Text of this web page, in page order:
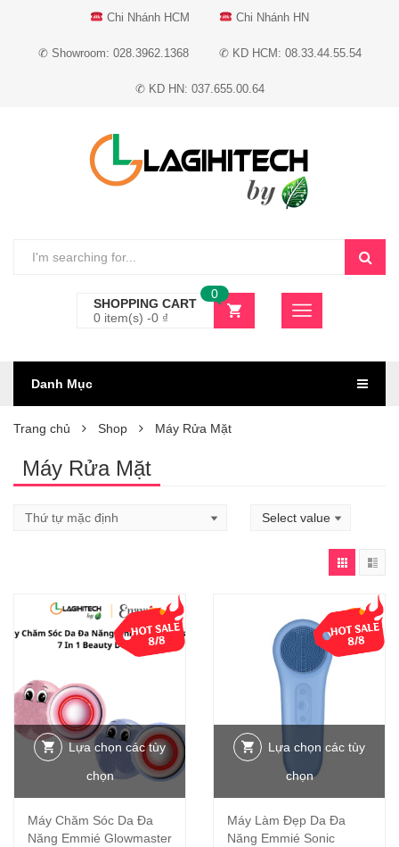
Chi Nhánh HCM Chi Nhánh HN
✆ Showroom: 028.3962.1368 ✆ KD HCM: 08.33.44.55.54
✆ KD HN: 037.655.00.64
SHOPPING CART
0 item(s) -0 ₫
0
Danh Mục
Trang chủ Shop Máy Rửa Mặt
Máy Rửa Mặt
-15%
Lựa chọn các tùy
chọn
Máy Chăm Sóc Da Đa
Năng Emmié Glowmaster
-7%
Lựa chọn các tùy
chọn
Máy Làm Đẹp Da Đa
Năng Emmié Sonic